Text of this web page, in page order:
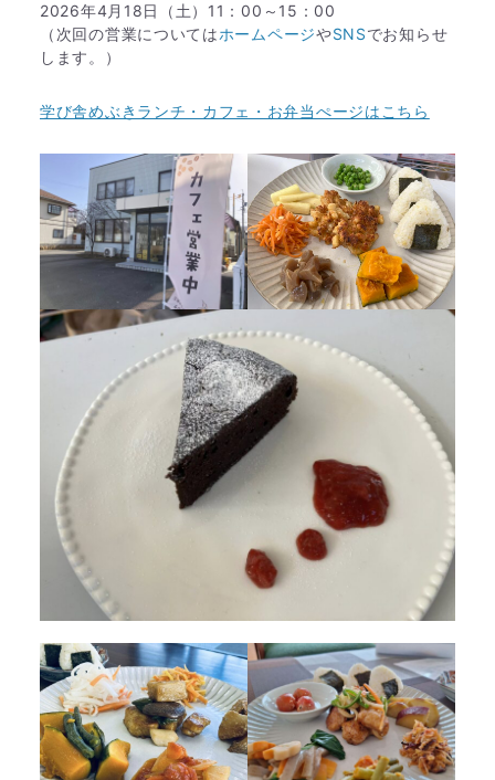
2026年4月18日（土）11：00～15：00
（次回の営業についてはホームページやSNSでお知らせ
します。）
学び舎めぶきランチ・カフェ・お弁当ぺージはこちら